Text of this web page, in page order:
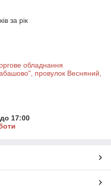
за рік
обладнання
провулок Весняний,
17:00